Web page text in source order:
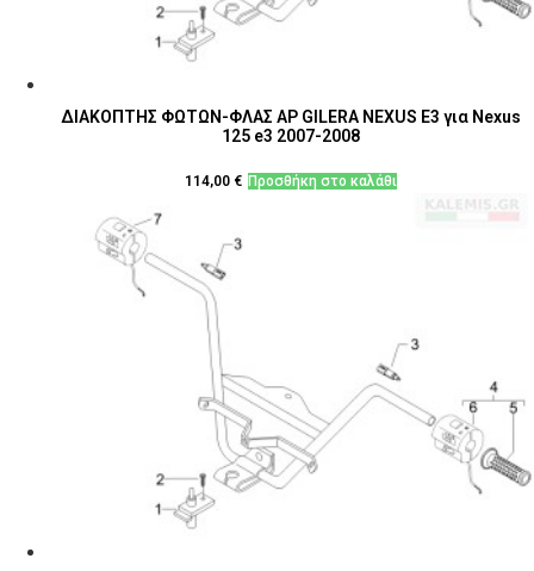
ΔΙΑΚΟΠΤΗΣ ΦΩΤΩΝ-ΦΛΑΣ ΑΡ GILERA NEXUS E3 για Nexus
125 e3 2007-2008
114,00 € Προσθήκη στο καλάθι